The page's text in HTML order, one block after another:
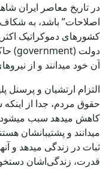
در تاریخ معاصر ایران
اصلاحات” باشد، به
کشورهای دموکراتیک
آن خود میدانند و از
التزام ارتشیان و پرسنل
حقوق مردم، جدا از
کاهش میدهد سبب میشود
میدانند و پشتیبانشان
ثبات در زندگی میدهد و
قدرت، زندگی‌اشان